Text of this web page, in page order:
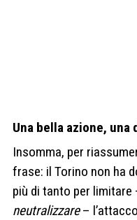
Una bella azione, una
Insomma, per
frase: il Torino non ha
più di tanto per
neutralizzare–